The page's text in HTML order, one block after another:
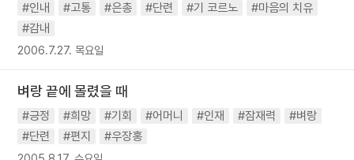
#인내 #고통 #은총 #단련 #기 코르노
#마음의 치유
#감내
2006.7.27. 목요일
벼랑 끝에 몰렸을 때
#긍정 #희망 #기회 #어머니 #인재 #잠재력
#벼랑
#단련
#편지 #우장홍